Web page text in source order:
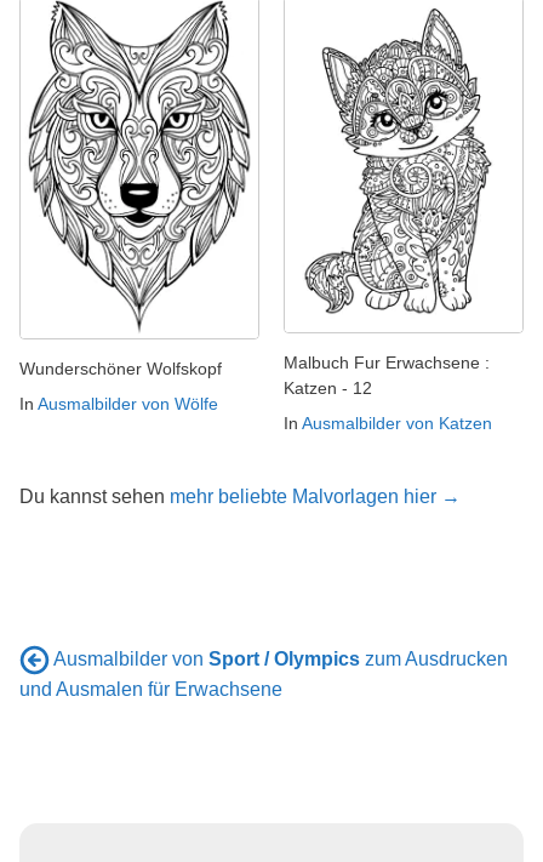
Wunderschöner Wolfskopf
In Ausmalbilder von Wölfe
Malbuch Fur Erwachsene :
Katzen - 12
In Ausmalbilder von Katzen
Du kannst sehen mehr beliebte Malvorlagen hier →
Ausmalbilder von Sport / Olympics zum Ausdrucken
und Ausmalen für Erwachsene